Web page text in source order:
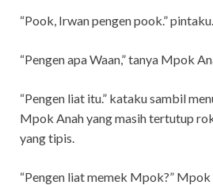
“Pook, Irwan pengen pook.” pintaku.
“Pengen apa Waan,” tanya Mpok
“Pengen liat itu.” kataku sambil
Mpok Anah yang masih tertutup
yang tipis.
“Pengen liat memek Mpok?” Mpok